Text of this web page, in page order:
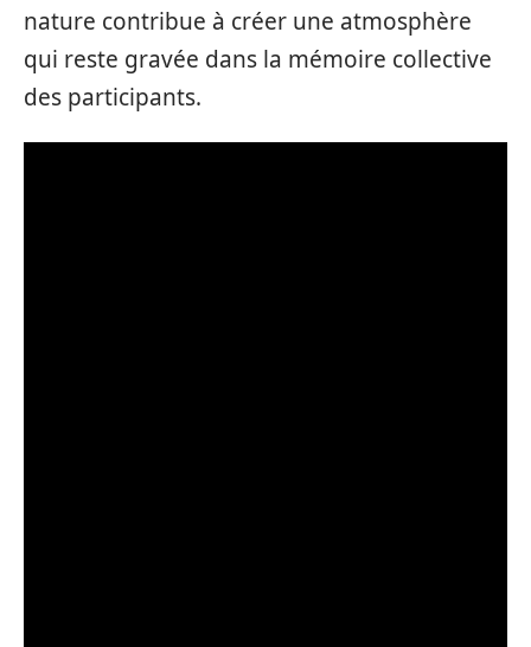
nature contribue à créer une atmosphère
qui reste gravée dans la mémoire collective
des participants.